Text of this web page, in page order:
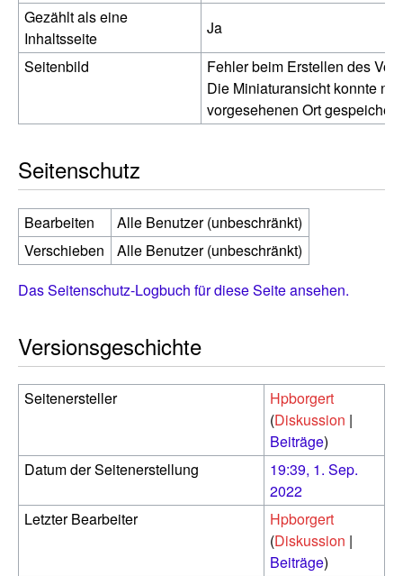
Gezählt als eine
Inhaltsseite
Ja
Seitenbild
Fehler beim Erstellen des
Die Miniaturansicht konnte
vorgesehenen Ort
Seitenschutz
Bearbeiten
Alle Benutzer (unbeschränkt)
Verschieben
Alle Benutzer (unbeschränkt)
Das Seitenschutz-Logbuch für diese Seite ansehen.
Versionsgeschichte
Seitenersteller
Hpborgert
(Diskussion |
Beiträge)
Datum der Seitenerstellung
19:39, 1. Sep.
2022
Letzter Bearbeiter
Hpborgert
(Diskussion |
Beiträge)